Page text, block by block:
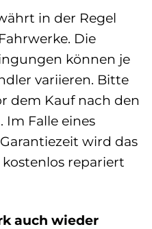
in der Regel
Die
können je
variieren. Bitte
dem Kauf nach den
Falle eines
wird das
repariert
auch wieder